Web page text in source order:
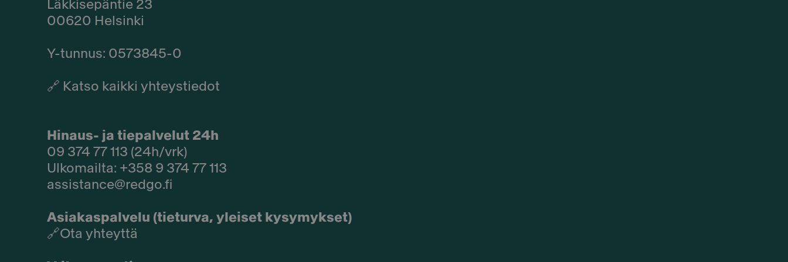
Läkkisepäntie 23
00620 Helsinki
Y-tunnus: 0573845-0​
🔗 Katso kaikki yhteystiedot
Hinaus- ja tiepalvelut 24h
09 374 77 113 (24h/vrk)
Ulkomailta: +358 9 374 77 113
assistance@redgo.fi
Asiakaspalvelu (tieturva, yleiset kysymykset)
🔗Ota yhteyttä